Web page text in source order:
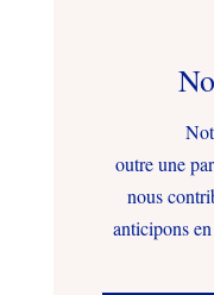
outre une
nous
anticipons